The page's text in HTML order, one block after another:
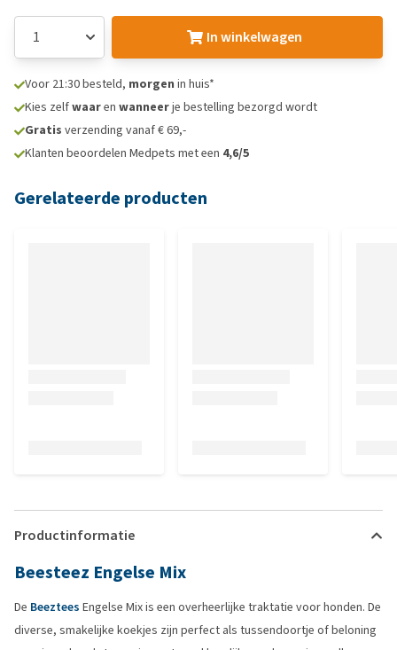
In winkelwagen
Voor 21:30 besteld, morgen in huis*
Kies zelfwaaren wanneerje bestelling bezorgd wordt
Gratis verzending vanaf € 69,-
Klanten beoordelen Medpets met een 4,6/5
Gerelateerde producten
Productinformatie
Beesteez Engelse Mix
De Beeztees Engelse Mix is een overheerlijke traktatie voor honden. De
diverse, smakelijke koekjes zijn perfect als tussendoortje of beloning